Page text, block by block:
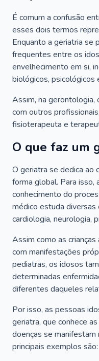
É comum a confusão
esses dois termos
Enquanto a geriatria se
frequentes entre os
envelhecimento em si,
biológicos, psicológicos
Assim, na gerontologia,
com outros
fisioterapeuta e
O que faz um
O geriatra se dedica ao
forma global. Para isso,
conhecimento do
médico estuda
cardiologia, neurologia,
Assim como as
com manifestações
pediatras, os idosos
determinadas
diferentes daqueles
Por isso, as pessoas
geriatra, que conhece
doenças se
principais exemplos são: